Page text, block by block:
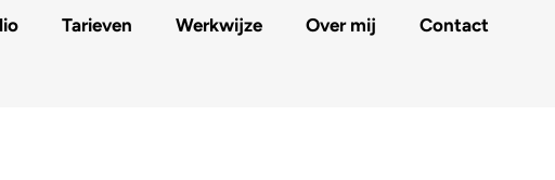
Tarieven Werkwijze Over mij Contact